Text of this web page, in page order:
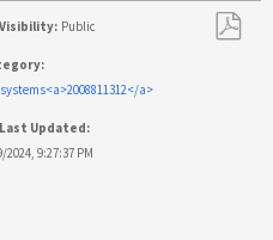
Visibility: Public
a>
Last Updated:
2024, 9:27:37 PM